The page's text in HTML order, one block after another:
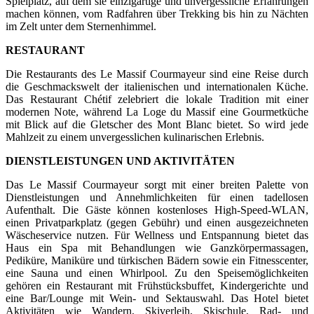
machen können, vom Radfahren über Trekking bis hin zu Nächten
im Zelt unter dem Sternenhimmel.
RESTAURANT
Die Restaurants des Le Massif Courmayeur sind eine Reise durch
die Geschmackswelt der italienischen und internationalen Küche.
Das Restaurant Chétif zelebriert die lokale Tradition mit einer
modernen Note, während La Loge du Massif eine Gourmetküche
mit Blick auf die Gletscher des Mont Blanc bietet. So wird jede
Mahlzeit zu einem unvergesslichen kulinarischen Erlebnis.
DIENSTLEISTUNGEN UND AKTIVITÄTEN
Das Le Massif Courmayeur sorgt mit einer breiten Palette von
Dienstleistungen und Annehmlichkeiten für einen tadellosen
Aufenthalt. Die Gäste können kostenloses High-Speed-WLAN,
einen Privatparkplatz (gegen Gebühr) und einen ausgezeichneten
Wäscheservice nutzen. Für Wellness und Entspannung bietet das
Haus ein Spa mit Behandlungen wie Ganzkörpermassagen,
Pediküre, Maniküre und türkischen Bädern sowie ein Fitnesscenter,
eine Sauna und einen Whirlpool. Zu den Speisemöglichkeiten
gehören ein Restaurant mit Frühstücksbuffet, Kindergerichte und
eine Bar/Lounge mit Wein- und Sektauswahl. Das Hotel bietet
Aktivitäten wie Wandern, Skiverleih, Skischule, Rad- und